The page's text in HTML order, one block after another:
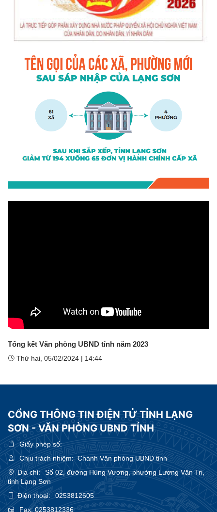
Tổng kết Văn phòng UBND tỉnh năm 2023
Thứ hai, 05/02/2024 | 14:44
CỔNG THÔNG TIN ĐIỆN TỬ TỈNH LẠNG
SƠN - VĂN PHÒNG UBND TỈNH
Giấy phép số:
Chịu trách nhiệm:Chánh Văn phòng UBND tỉnh
Địa chỉ:
Số 02, đường Hùng Vương, phường Lương Văn Tri,
tỉnh Lạng Sơn
Điện thoại:
0253812605
Fax:0253812336